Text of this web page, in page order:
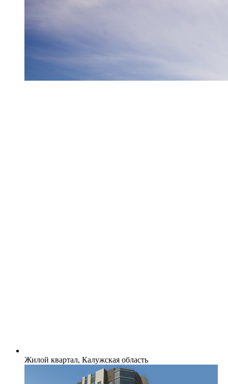
Жилой квартал, Калужская область